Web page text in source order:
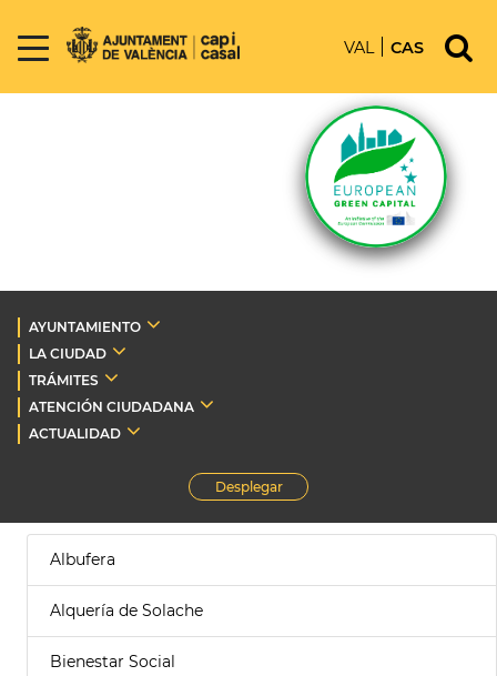
VAL CAS
AYUNTAMIENTO
LA CIUDAD
TRÁMITES
ATENCIÓN CIUDADANA
ACTUALIDAD
Desplegar
Albufera
Alquería de Solache
Bienestar Social